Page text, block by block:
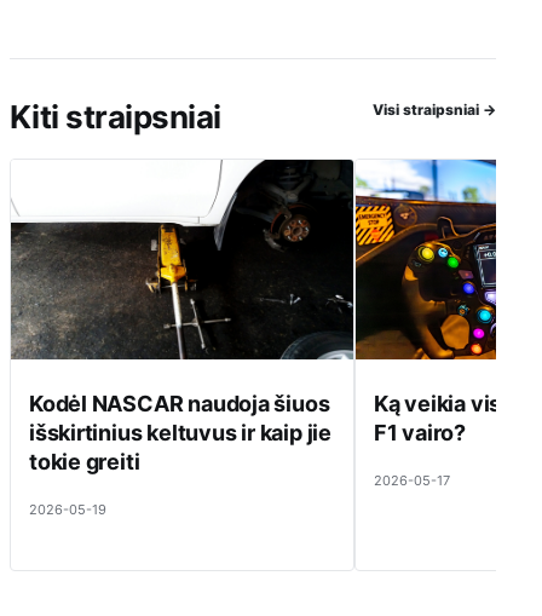
Kiti straipsniai Visi straipsniai →
Kodėl NASCAR naudoja šiuos
išskirtinius keltuvus ir kaip jie
tokie greiti
2026-05-19
Ką veikia visi
F1 vairo?
2026-05-17